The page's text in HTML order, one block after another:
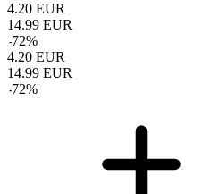
4.20 EUR
14.99 EUR
-72%
4.20 EUR
14.99 EUR
-72%